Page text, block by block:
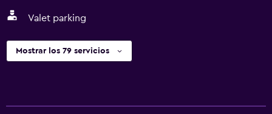
Valet parking
Mostrar los 79 servicios